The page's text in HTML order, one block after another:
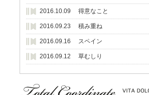
2016.10.09 得意なこと
2016.09.23 積み重ね
2016.09.16 スペイン
2016.09.12 草むしり